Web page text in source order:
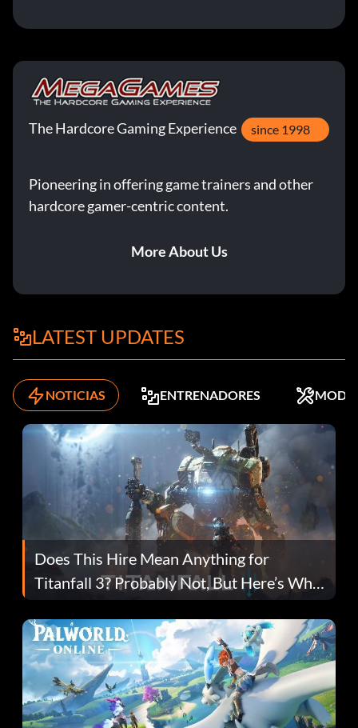
The Hardcore Gaming Experience since 1998
Pioneering in offering game trainers and other
hardcore gamer-centric content.
More About Us
LATEST UPDATES
NOTICIAS ENTRENADORES MODS
Does This Hire Mean Anything for
Titanfall 3? Probably Not, But Here’s Why
Fans Are Hopeful